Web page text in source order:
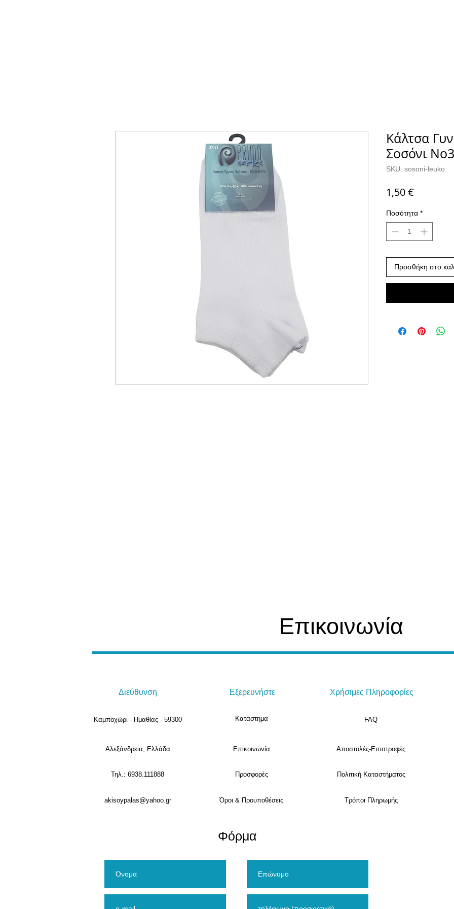
Κάλτσα
Σοσόνι
SKU: sosoni-leuko
1,50 €
Ποσότητα *
Προσθήκη στο
Επικοινωνία
Διεύθυνση
Καμποχώρι - Ημαθίας - 59300
Αλεξάνδρεια, Ελλάδα
Τηλ.: 6938.111888
akisoypalas@yahoo.gr
Εξερευνήστε
Κατάστημα
Επικοινωνία
Προσφορές
Όροι & Προυποθέσεις
Χρήσιμες Πληροφορίες
FAQ
Αποστολές-Επιστροφές
Πολιτική Καταστήματος
Τρόποι Πληρωμής
​Φόρμα